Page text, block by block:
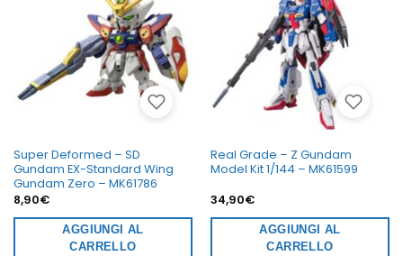
Super Deformed – SD
Gundam EX-Standard Wing
Gundam Zero – MK61786
8,90€
AGGIUNGI AL
CARRELLO
Real Grade – Z Gundam
Model Kit 1/144 – MK61599
34,90€
AGGIUNGI AL
CARRELLO